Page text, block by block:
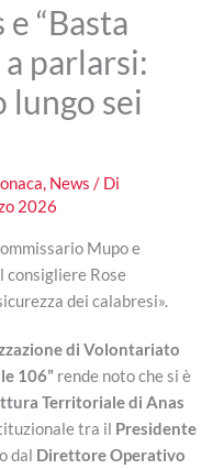
“Basta
parlarsi:
lungo sei
, News / Di
2026
Mupo e
consigliere Rose
dei calabresi».
di Volontariato
106” rende noto che si è
Territoriale di Anas
tra il Presidente
dal Direttore Operativo